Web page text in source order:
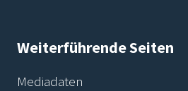
Weiterführende Seiten
Mediadaten